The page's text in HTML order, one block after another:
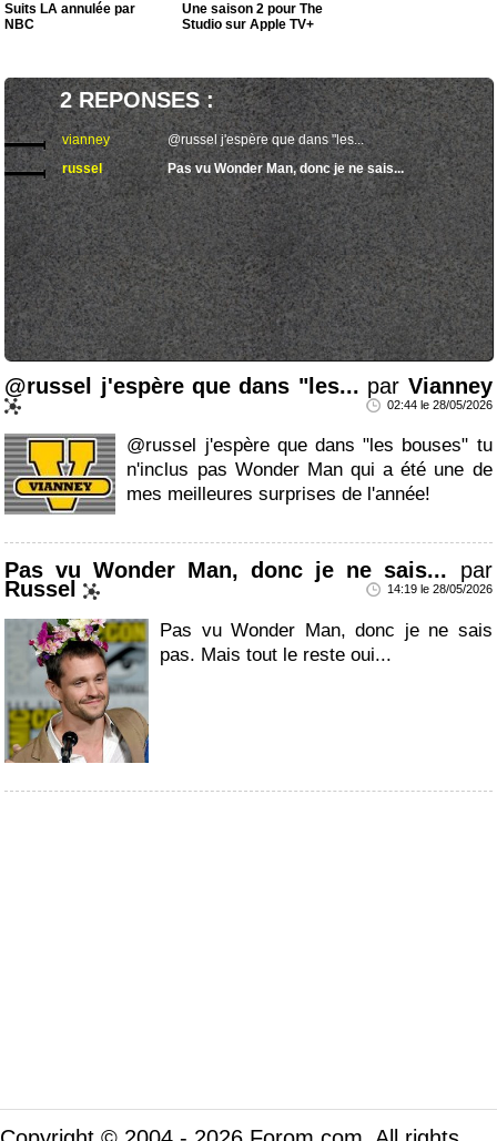
Suits LA annulée par
NBC
Une saison 2 pour The
Studio sur Apple TV+
2 REPONSES :
vianney
@russel j'espère que dans "les...
russel
Pas vu Wonder Man, donc je ne sais...
@russel j'espère que dans "les... par Vianney
02:44 le 28/05/2026
@russel j'espère que dans "les bouses" tu
n'inclus pas Wonder Man qui a été une de
mes meilleures surprises de l'année!
Pas vu Wonder Man, donc je ne sais... par
Russel 14:19 le 28/05/2026
Pas vu Wonder Man, donc je ne sais
pas. Mais tout le reste oui...